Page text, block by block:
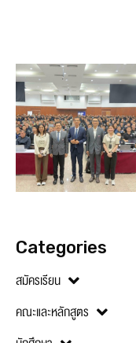
Categories
สมัครเรียน
คณะและหลักสูตร